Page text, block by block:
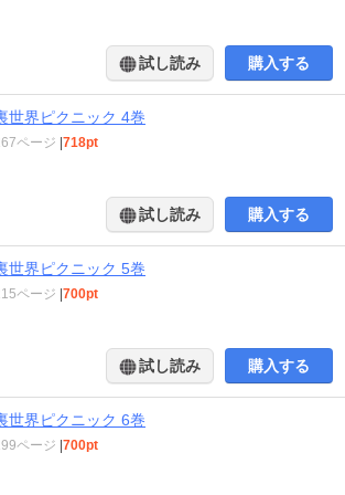
試し読み 購入する
世界ピクニック 4巻
ページ |718pt
試し読み 購入する
世界ピクニック 5巻
ページ |700pt
試し読み 購入する
世界ピクニック 6巻
ページ |700pt